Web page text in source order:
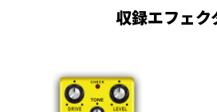
収録エフェク